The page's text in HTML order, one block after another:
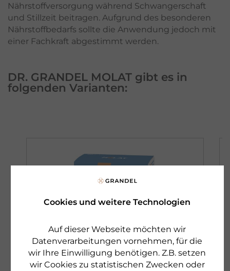
Cookies und weitere Technologien
Auf dieser Webseite möchten wir
Datenverarbeitungen vornehmen, für die
wir Ihre Einwilligung benötigen. Z.B. setzen
wir Cookies zu statistischen Zwecken oder
Nährstoffversorgung während Schwangerschaft
und Stillzeit beitragen. Aufgrund des besonderen
Nährstoffbedarfs sollte die Anwendung jedoch mit
einer Fachkraft abgestimmt werden.
DR. GRANDEL MOLAT gibt es in
folgenden Varianten: